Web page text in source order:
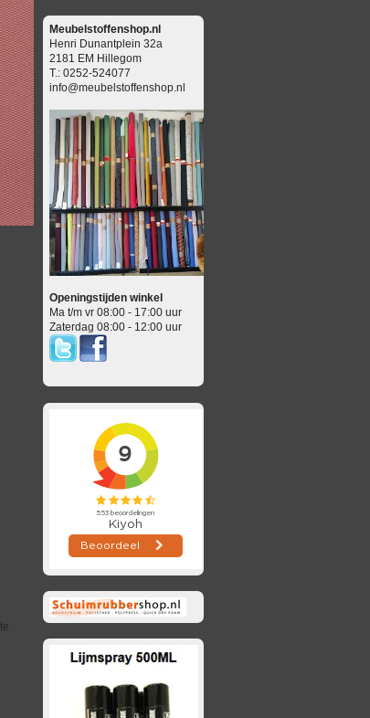
Meubelstoffenshop.nl
Henri Dunantplein 32a
2181 EM Hillegom
T.: 0252-524077
info@meubelstoffenshop.nl
Openingstijden winkel
Ma t/m vr 08:00 - 17:00 uur
Zaterdag 08:00 - 12:00 uur